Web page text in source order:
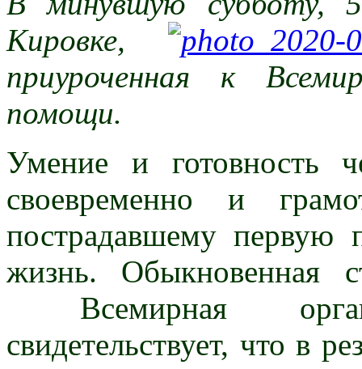
Кировке,
приуроченная к
помощи.
Умение и готовность
своевременно и
пострадавшему первую
жизнь. Обыкновенная
Всемирная
свидетельствует, что в